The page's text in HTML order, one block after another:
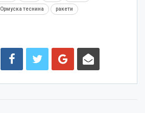
Ормуска теснина ракети